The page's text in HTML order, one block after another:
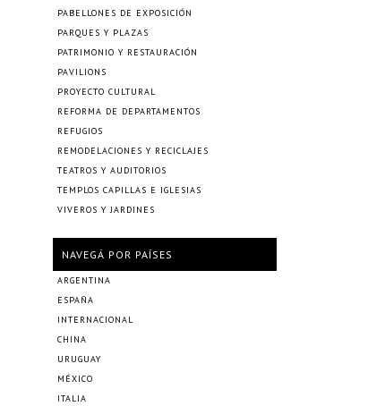
PABELLONES DE EXPOSICIÓN
PARQUES Y PLAZAS
PATRIMONIO Y RESTAURACIÓN
PAVILIONS
PROYECTO CULTURAL
REFORMA DE DEPARTAMENTOS
REFUGIOS
REMODELACIONES Y RECICLAJES
TEATROS Y AUDITORIOS
TEMPLOS CAPILLAS E IGLESIAS
VIVEROS Y JARDINES
NAVEGÁ POR PAÍSES
ARGENTINA
ESPAÑA
INTERNACIONAL
CHINA
URUGUAY
MÉXICO
ITALIA